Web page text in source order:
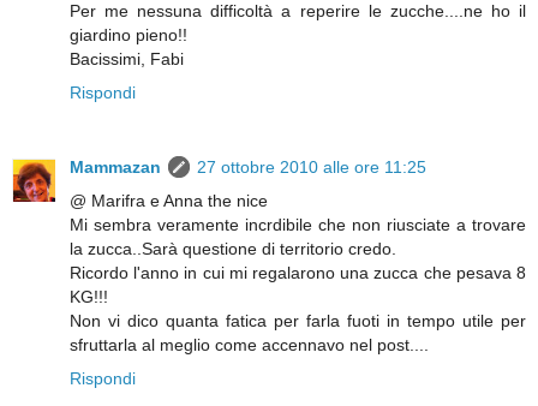
Per me nessuna difficoltà a reperire le zucche....ne ho il
giardino pieno!!
Bacissimi, Fabi
Rispondi
Mammazan
27 ottobre 2010 alle ore 11:25
@ Marifra e Anna the nice
Mi sembra veramente incrdibile che non riusciate a trovare
la zucca..Sarà questione di territorio credo.
Ricordo l'anno in cui mi regalarono una zucca che pesava 8
KG!!!
Non vi dico quanta fatica per farla fuoti in tempo utile per
sfruttarla al meglio come accennavo nel post....
Rispondi